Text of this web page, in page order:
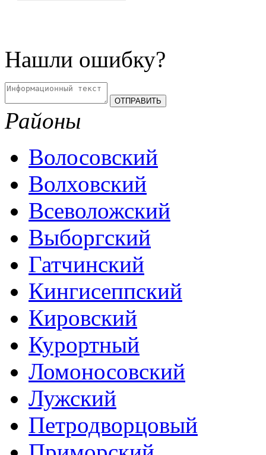
Нашли ошибку?
Районы
Волосовский
Волховский
Всеволожский
Выборгский
Гатчинский
Кингисеппский
Кировский
Курортный
Ломоносовский
Лужский
Петродворцовый